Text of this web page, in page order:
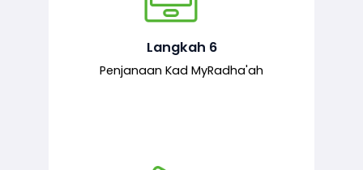
Langkah 6
Penjanaan Kad MyRadha'ah
Setelah permohonan diluluskan, kad
MyRadha’ah akan dijana.